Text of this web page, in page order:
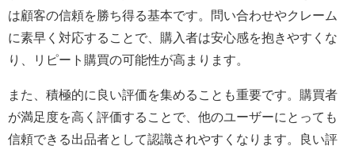
は顧客の信頼を勝ち得る基本です。問い合わせやクレーム
に素早く対応することで、購入者は安心感を抱きやすくな
り、リピート購買の可能性が高まります。
また、積極的に良い評価を集めることも重要です。購買者
が満足度を高く評価することで、他のユーザーにとっても
信頼できる出品者として認識されやすくなります。良い評